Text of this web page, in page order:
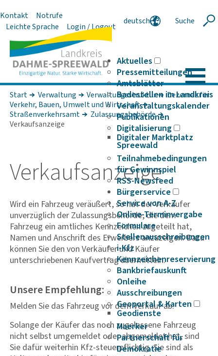
Kontakt
Notrufe
Leichte Sprache
Login / Logout
deutsch
Suche
Aktuelles
Pressemitteilungen
Amtsblätter
Badestellen im Landkreis
Veranstaltungskalender
Publikationen
Digitalisierung
Digitaler Marktplatz
Spreewald
Teilnahmebedingungen
für Gewinnspiel
RSS-Newsfeed
Bürgerservice
Service von A-Z
Online-Terminvergabe
Formulare
Stellenausschreibungen
i-Kfz
Kennzeichenreservierung
Bankbriefauskunft
Onleihe
Ausschreibungen
Geoportal & Karten
Geodienste
Maerker
Partnerschaft für
Demokratie
Start Verwaltung Verwaltungsstruktur
Dezernat für
Verkehr, Bauen, Umwelt und Wirt­schaft
Straßenverkehrsamt
Zulassungsbehörde
Verkaufsanzeige
Verkaufs­an­zeige
Wird ein Fahrzeug veräußert, so hat der Verkäufer
unverzüglich der Zulassungsbehörde, die dem
Fahrzeug ein amtliches Kennzeichen zugeteilt hat,
Namen und Anschrift des Erwerbers anzuzeigen. Dazu
können Sie den von Verkäufer und Käufer
unterschriebenen Kaufvertrag übermitteln.
Unsere Empfehlung:
Melden Sie das Fahrzeug vor dem Verkauf ab.
Solange der Käufer das noch zugelassene Fahrzeug
nicht selbst umgemeldet oder abgemeldet hat, sind
Sie dafür weiterhin Kfz-steuerpflichtig. Sie sind als